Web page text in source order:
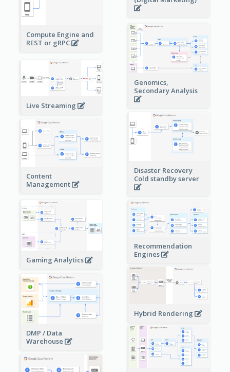
Compute Engine and
REST or gRPC
Genomics,
Secondary Analysis
Live Streaming
Disaster Recovery
Cold standby server
Content
Management
Gaming Analytics
Recommendation
Engines
Hybrid Rendering
DMP / Data
Warehouse